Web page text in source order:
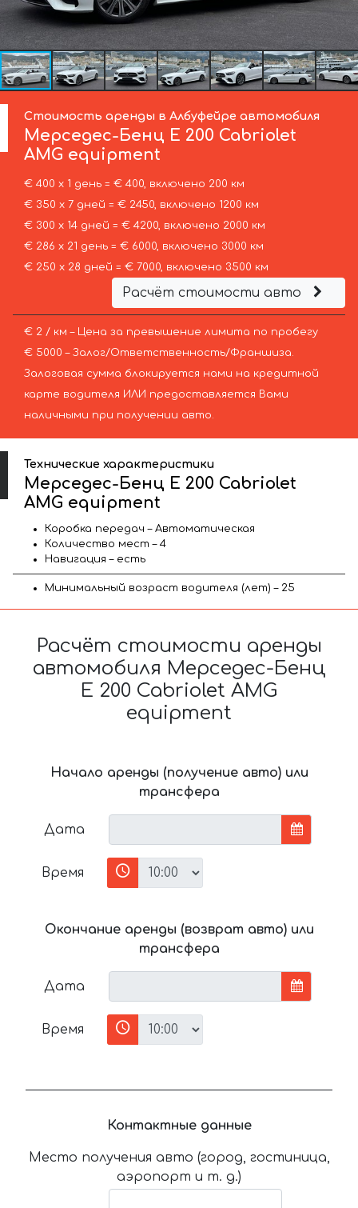
Стоимость аренды в Албуфейре автомобиля
Мерседес-Бенц E 200 Cabriolet
AMG equipment
€ 400 х 1 день = € 400, включено 200 км
€ 350 х 7 дней = € 2450, включено 1200 км
€ 300 х 14 дней = € 4200, включено 2000 км
€ 286 х 21 день = € 6000, включено 3000 км
€ 250 х 28 дней = € 7000, включено 3500 км
Расчёт стоимости авто
€ 2 / км – Цена за превышение лимита по пробегу
€ 5000 – Залог/Ответственность/Франшиза.
Залоговая сумма блокируется нами на кредитной
карте водителя ИЛИ предоставляется Вами
наличными при получении авто.
Технические характеристики
Мерседес-Бенц E 200 Cabriolet
AMG equipment
Коробка передач – Автоматическая
Количество мест – 4
Навигация – есть
Минимальный возраст водителя (лет) – 25
Расчёт стоимости аренды
автомобиля Мерседес-Бенц
E 200 Cabriolet AMG
equipment
Начало аренды (получение авто) или
трансфера
Дата
Время
Окончание аренды (возврат авто) или
трансфера
Дата
Время
Контактные данные
Место получения авто (город, гостиница,
аэропорт и т. д.)